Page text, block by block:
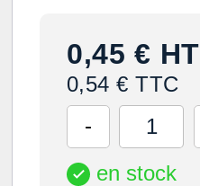
0,45 € HT
0,54 € TTC
 en stock